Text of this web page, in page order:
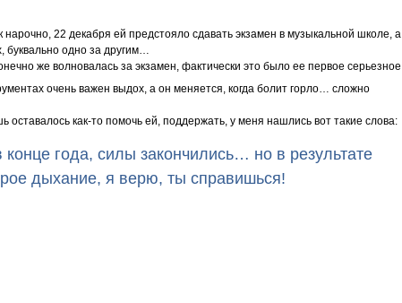
22 декабря ей предстояло сдавать экзамен в музыкальной школе, а
буквально одно за другим…
же волновалась за экзамен, фактически это было ее первое серьезное
очень важен выдох, а он меняется, когда болит горло… сложно
как-то помочь ей, поддержать, у меня нашлись вот такие слова:
года, силы закончились… но в результате
дыхание, я верю, ты справишься!